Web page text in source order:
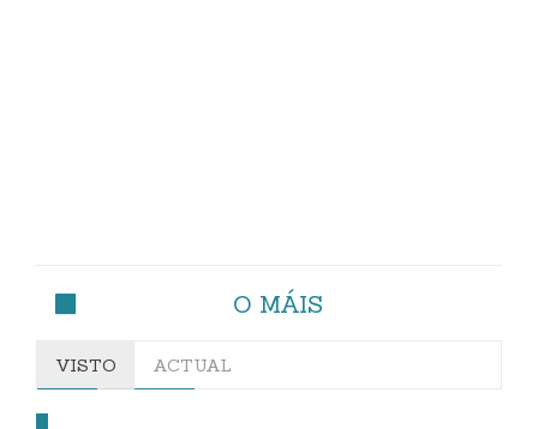
O MÁIS
VISTO ACTUAL